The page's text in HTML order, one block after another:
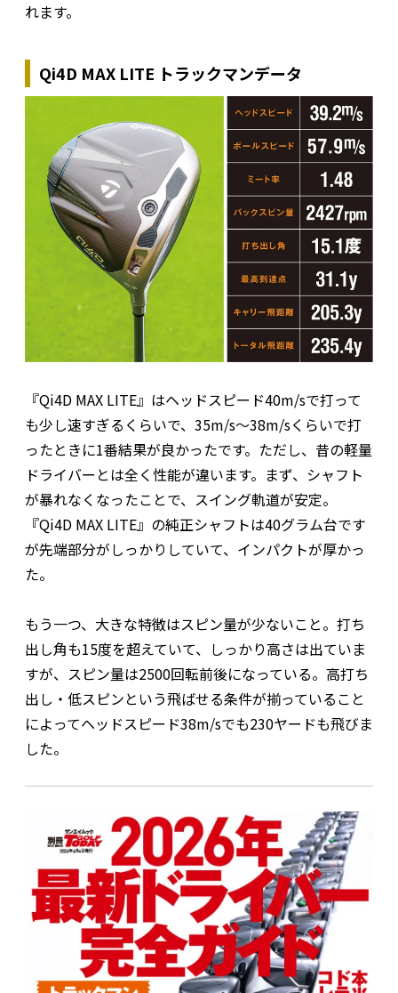
れます。
Qi4D MAX LITE トラックマンデータ
『Qi4D MAX LITE』はヘッドスピード40m/sで打って
も少し速すぎるくらいで、35m/s～38m/sくらいで打
ったときに1番結果が良かったです。ただし、昔の軽量
ドライバーとは全く性能が違います。まず、シャフト
が暴れなくなったことで、スイング軌道が安定。
『Qi4D MAX LITE』の純正シャフトは40グラム台です
が先端部分がしっかりしていて、インパクトが厚かっ
た。
もう一つ、大きな特徴はスピン量が少ないこと。打ち
出し角も15度を超えていて、しっかり高さは出ていま
すが、スピン量は2500回転前後になっている。高打ち
出し・低スピンという飛ばせる条件が揃っていること
によってヘッドスピード38m/sでも230ヤードも飛びま
した。